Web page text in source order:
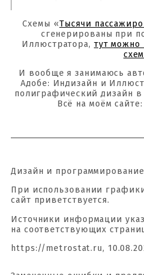
Схемы «Тысячи
сгенерированы при
Иллюстратора, тут можно
схем
И вообще я занимаюсь
Адобе: Индизайн и
полиграфический дизайн в
Всё на моём сайте:
Дизайн и
При использовании
сайт приветствуется.
Источники информации
на соответствующих
https://metrostat.ru,